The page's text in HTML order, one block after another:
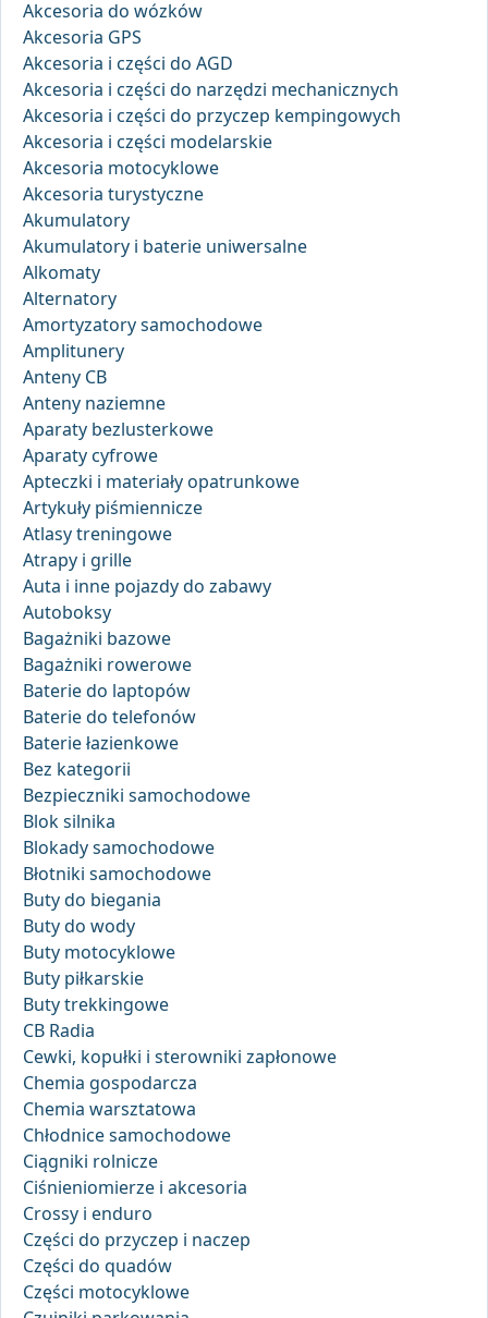
Akcesoria do wózków
Akcesoria GPS
Akcesoria i części do AGD
Akcesoria i części do narzędzi mechanicznych
Akcesoria i części do przyczep kempingowych
Akcesoria i części modelarskie
Akcesoria motocyklowe
Akcesoria turystyczne
Akumulatory
Akumulatory i baterie uniwersalne
Alkomaty
Alternatory
Amortyzatory samochodowe
Amplitunery
Anteny CB
Anteny naziemne
Aparaty bezlusterkowe
Aparaty cyfrowe
Apteczki i materiały opatrunkowe
Artykuły piśmiennicze
Atlasy treningowe
Atrapy i grille
Auta i inne pojazdy do zabawy
Autoboksy
Bagażniki bazowe
Bagażniki rowerowe
Baterie do laptopów
Baterie do telefonów
Baterie łazienkowe
Bez kategorii
Bezpieczniki samochodowe
Blok silnika
Blokady samochodowe
Błotniki samochodowe
Buty do biegania
Buty do wody
Buty motocyklowe
Buty piłkarskie
Buty trekkingowe
CB Radia
Cewki, kopułki i sterowniki zapłonowe
Chemia gospodarcza
Chemia warsztatowa
Chłodnice samochodowe
Ciągniki rolnicze
Ciśnieniomierze i akcesoria
Crossy i enduro
Części do przyczep i naczep
Części do quadów
Części motocyklowe